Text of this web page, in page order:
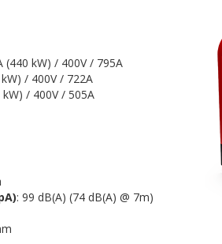
(440 kW) / 400V / 795A
/ 400V / 722A
kW) / 400V / 505A
: 99 dB(A) (74 dB(A) @ 7m)